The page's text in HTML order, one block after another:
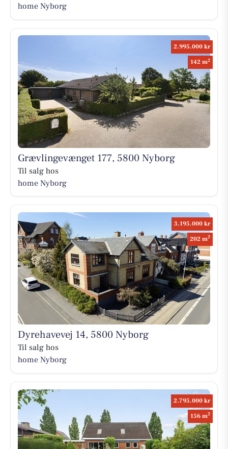
home Nyborg
2.995.000 kr
142 m2
Grævlingevænget 177, 5800 Nyborg
Til salg hos
home Nyborg
3.195.000 kr
202 m2
Dyrehavevej 14, 5800 Nyborg
Til salg hos
home Nyborg
2.795.000 kr
156 m2